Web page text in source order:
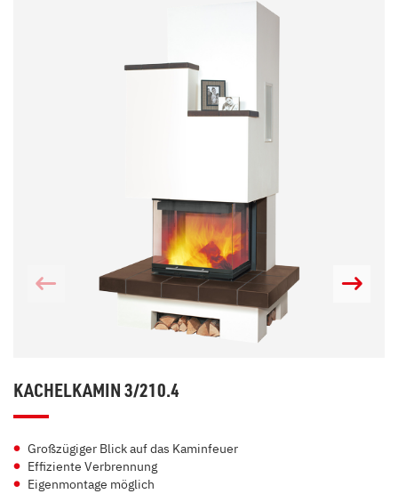
KACHELKAMIN 3/210.4
Großzügiger Blick auf das Kaminfeuer
Effiziente Verbrennung
Eigenmontage möglich